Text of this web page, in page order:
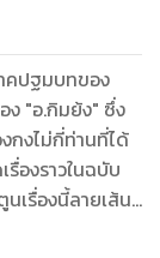
คปฐมบทของ
ง "อ.กิมย้ง" ซึ่ง
กงไม่กี่ท่านที่ได้
องราวในฉบับ
เรื่องนี้ลายเส้น
ตูนฮ่องกงเรื่อ